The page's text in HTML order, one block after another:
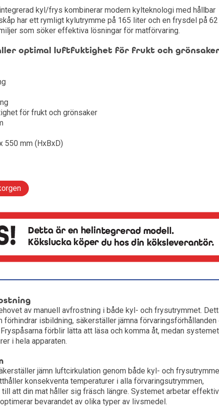
Radio & Stereo
till mobil
tandvård
och wearables
och tillbehör
Leksaker och Hobby
kyl/frys kombinerar modern kylteknologi med hållbar
har ett rymligt kylutrymme på 165 liter och en frysdel på 62
som söker effektiva lösningar för matförvaring.
optimal luftfuktighet för frukt och
för frukt och grönsaker
mm (HxBxD)
av manuell avfrostning i både kyl- och frysutrymmet.
isbildning, säkerställer jämna förvaringsförhållanden
förblir lätta att läsa och komma åt, medan systemet
i hela apparaten.
jämn luftcirkulation genom både kyl- och
konsekventa temperaturer i alla förvaringsutrymmen,
att din mat håller sig fräsch längre. Systemet arbetar
bevarandet av olika typer av livsmedel.